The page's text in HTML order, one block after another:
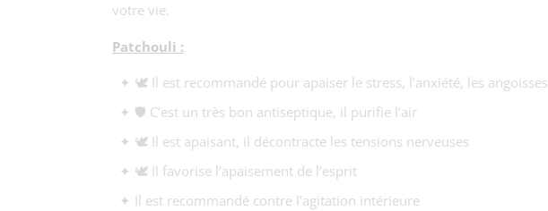
votre vie.
Patchouli :
✦ 🕊️ Il est recommandé pour apaiser le stress, l’anxiété, les angoisses
✦ 🛡️ C’est un très bon antiseptique, il purifie l’air
✦ 🕊️ Il est apaisant, il décontracte les tensions nerveuses
✦ 🕊️ Il favorise l’apaisement de l’esprit
✦ Il est recommandé contre l’agitation intérieure